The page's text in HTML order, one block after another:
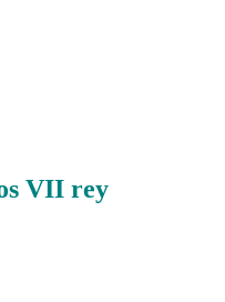
VII rey